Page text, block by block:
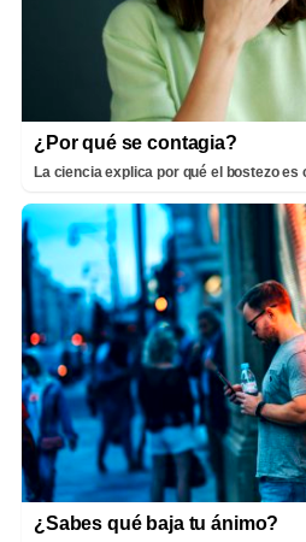
¿Por qué se contagia?
La ciencia explica por qué el bostezo es
¿Sabes qué baja tu ánimo?